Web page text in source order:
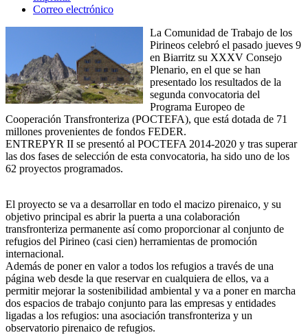
Correo electrónico
La Comunidad de Trabajo de los
Pirineos celebró el pasado jueves 9
en Biarritz su XXXV Consejo
Plenario, en el que se han
presentado los resultados de la
segunda convocatoria del
Programa Europeo de
Cooperación Transfronteriza (POCTEFA), que está dotada de 71
millones provenientes de fondos FEDER.
ENTREPYR II se presentó al POCTEFA 2014-2020 y tras superar
las dos fases de selección de esta convocatoria, ha sido uno de los
62 proyectos programados.
El proyecto se va a desarrollar en todo el macizo pirenaico, y su
objetivo principal es abrir la puerta a una colaboración
transfronteriza permanente así como proporcionar al conjunto de
refugios del Pirineo (casi cien) herramientas de promoción
internacional.
Además de poner en valor a todos los refugios a través de una
página web desde la que reservar en cualquiera de ellos, va a
permitir mejorar la sostenibilidad ambiental y va a poner en marcha
dos espacios de trabajo conjunto para las empresas y entidades
ligadas a los refugios: una asociación transfronteriza y un
observatorio pirenaico de refugios.